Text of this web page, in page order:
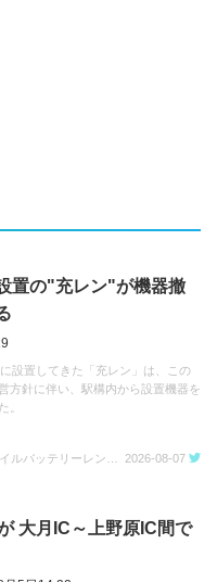
置の"充レン"が機器撤
設置してきた「充レン」は、この
方針に伴い、駅構内から設置機器を
。
2026-08-07
大月IC～上野原IC間で